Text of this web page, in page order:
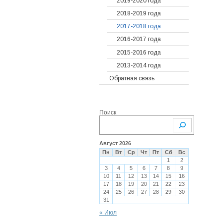
Предыдущие года
2022
2021
2020
2019
2018
2015
2012
2020
2019
2018
2017
Предыдущие года
2016
2013
Судебные решения
Гарантийные
обязательства
Письма и претензии
Прочие документы
Показания счетчиков
ОДН, ОДПУ
2018-2019 года
2017-2018 года
2016-2017 года
2015-2016 года
2013-2014 года
Обратная связь
Поиск
Август 2026
Пн
Вт Ср Чт Пт Сб
Вс
1
2
3
4 5 6 7 8
9
10
11 12 13 14 15
16
17
18 19 20 21 22
23
24
25 26 27 28 29
30
31
« Июл